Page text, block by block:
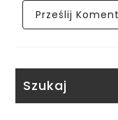
Szukaj